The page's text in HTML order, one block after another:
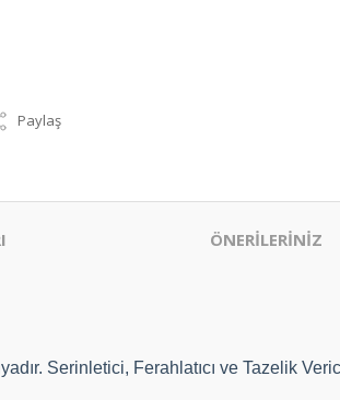
Paylaş
ÖNERİLERİNİZ
Serinletici, Ferahlatıcı ve Tazelik